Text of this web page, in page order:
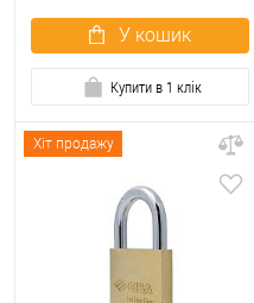
У кошик
Купити в 1 клік
Хіт продажу